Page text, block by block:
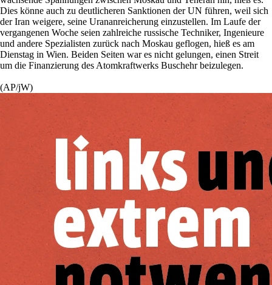
Dies könne auch zu deutlicheren Sanktionen der UN führen, weil sich
der Iran weigere, seine Urananreicherung einzustellen. Im Laufe der
vergangenen Woche seien zahlreiche russische Techniker, Ingenieure
und andere Spezialisten zurück nach Moskau geflogen, hieß es am
Dienstag in Wien. Beiden Seiten war es nicht gelungen, einen Streit
um die Finanzierung des Atomkraftwerks Buschehr beizulegen.
(AP/jW)